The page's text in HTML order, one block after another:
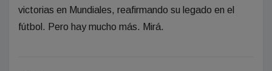
victorias en Mundiales, reafirmando su legado en el
fútbol. Pero hay mucho más. Mirá.